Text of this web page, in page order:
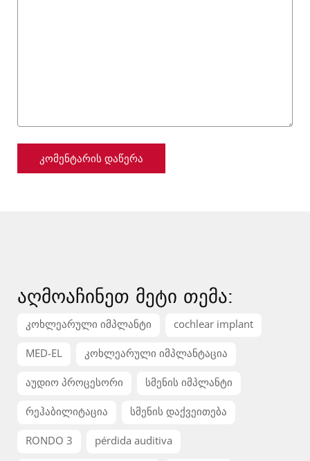
აღმოაჩინეთ მეტი თემა:
კოხლეარული იმპლანტი cochlear implant
MED-EL კოხლეარული იმპლანტაცია
აუდიო პროცესორი სმენის იმპლანტი
რეჰაბილიტაცია სმენის დაქვეითება
RONDO 3 pérdida auditiva